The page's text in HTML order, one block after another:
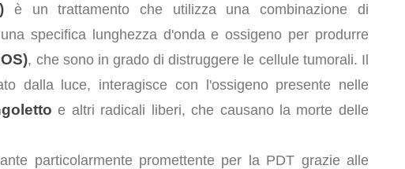
è un trattamento che utilizza una combinazione di
specifica lunghezza d'onda e ossigeno per produrre
, che sono in grado di distruggere le cellule tumorali. Il
dalla luce, interagisce con l'ossigeno presente nelle
e altri radicali liberi, che causano la morte delle
particolarmente promettente per la PDT grazie alle